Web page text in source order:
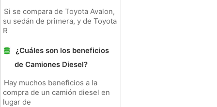
Si se compara de Toyota Avalon,
su sedán de primera, y de Toyota
R
¿Cuáles son los beneficios
de Camiones Diesel?
Hay muchos beneficios a la
compra de un camión diesel en
lugar de